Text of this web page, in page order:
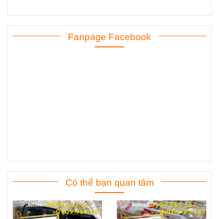
Fanpage Facebook
Có thể bạn quan tâm